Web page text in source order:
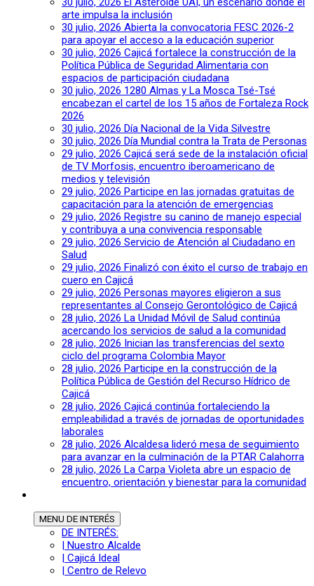
arte impulsa la inclusión
30 julio, 2026 Abierta la convocatoria FESC 2026-2
para apoyar el acceso a la educación superior
30 julio, 2026 Cajicá fortalece la construcción de la
Política Pública de Seguridad Alimentaria con
espacios de participación ciudadana
30 julio, 2026 1280 Almas y La Mosca Tsé-Tsé
encabezan el cartel de los 15 años de Fortaleza Rock
2026
30 julio, 2026 Día Nacional de la Vida Silvestre
30 julio, 2026 Día Mundial contra la Trata de Personas
29 julio, 2026 Cajicá será sede de la instalación oficial
de TV Morfosis, encuentro iberoamericano de
medios y televisión
29 julio, 2026 Participe en las jornadas gratuitas de
capacitación para la atención de emergencias
29 julio, 2026 Registre su canino de manejo especial
y contribuya a una convivencia responsable
29 julio, 2026 Servicio de Atención al Ciudadano en
Salud
29 julio, 2026 Finalizó con éxito el curso de trabajo en
cuero en Cajicá
29 julio, 2026 Personas mayores eligieron a sus
representantes al Consejo Gerontológico de Cajicá
28 julio, 2026 La Unidad Móvil de Salud continúa
acercando los servicios de salud a la comunidad
28 julio, 2026 Inician las transferencias del sexto
ciclo del programa Colombia Mayor
28 julio, 2026 Participe en la construcción de la
Política Pública de Gestión del Recurso Hídrico de
Cajicá
28 julio, 2026 Cajicá continúa fortaleciendo la
empleabilidad a través de jornadas de oportunidades
laborales
28 julio, 2026 Alcaldesa lideró mesa de seguimiento
para avanzar en la culminación de la PTAR Calahorra
28 julio, 2026 La Carpa Violeta abre un espacio de
encuentro, orientación y bienestar para la comunidad
MENU DE INTERÉS
DE INTERÉS:
| Nuestro Alcalde
| Cajicá Ideal
| Centro de Relevo